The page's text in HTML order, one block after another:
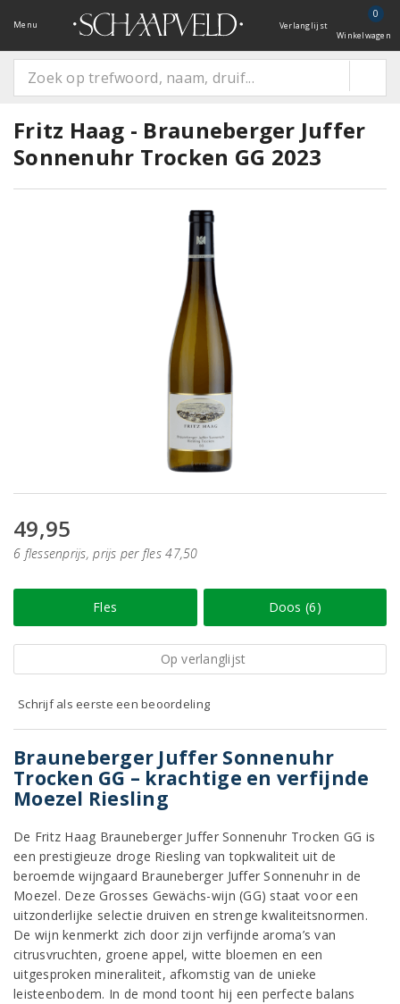
Menu Verlanglijst
0
Winkelwagen
Fritz Haag - Brauneberger Juffer
Sonnenuhr Trocken GG 2023
49,95
6 flessenprijs, prijs per fles 47,50
Fles Doos (6)
Op verlanglijst
Schrijf als eerste een beoordeling
Brauneberger Juffer Sonnenuhr
Trocken GG – krachtige en verfijnde
Moezel Riesling
De Fritz Haag Brauneberger Juffer Sonnenuhr Trocken GG is
een prestigieuze droge Riesling van topkwaliteit uit de
beroemde wijngaard Brauneberger Juffer Sonnenuhr in de
Moezel. Deze Grosses Gewächs-wijn (GG) staat voor een
uitzonderlijke selectie druiven en strenge kwaliteitsnormen.
De wijn kenmerkt zich door zijn verfijnde aroma’s van
citrusvruchten, groene appel, witte bloemen en een
uitgesproken mineraliteit, afkomstig van de unieke
leisteenbodem. In de mond toont hij een perfecte balans